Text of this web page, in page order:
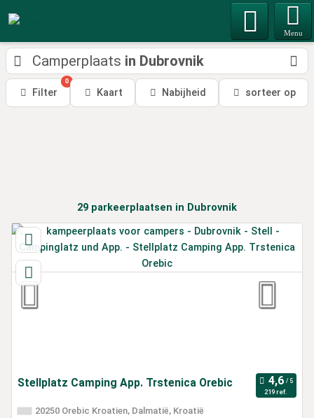
Menu
Camperplaats in Dubrovnik
Filter
0
Kaart Nabijheid sorteer op
29 parkeerplaatsen in Dubrovnik
Stellplatz Camping App. Trstenica Orebic
219 ref.
20250 Orebic Kroatien, Dalmatië, Kroatië